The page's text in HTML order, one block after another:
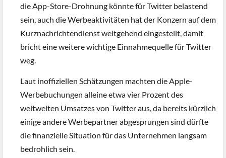
die App-Store-Drohnung könnte für Twitter belastend
sein, auch die Werbeaktivitäten hat der Konzern auf dem
Kurznachrichtendienst weitgehend eingestellt, damit
bricht eine weitere wichtige Einnahmequelle für Twitter
weg.
Laut inoffiziellen Schätzungen machten die Apple-
Werbebuchungen alleine etwa vier Prozent des
weltweiten Umsatzes von Twitter aus, da bereits kürzlich
einige andere Werbepartner abgesprungen sind dürfte
die finanzielle Situation für das Unternehmen langsam
bedrohlich sein.